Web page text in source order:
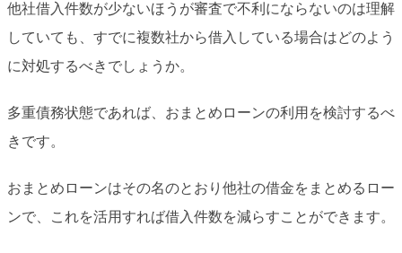
他社借入件数が少ないほうが審査で不利にならないのは理解
していても、すでに複数社から借入している場合はどのよう
に対処するべきでしょうか。
多重債務状態であれば、おまとめローンの利用を検討するべ
きです。
おまとめローンはその名のとおり他社の借金をまとめるロー
ンで、これを活用すれば借入件数を減らすことができます。